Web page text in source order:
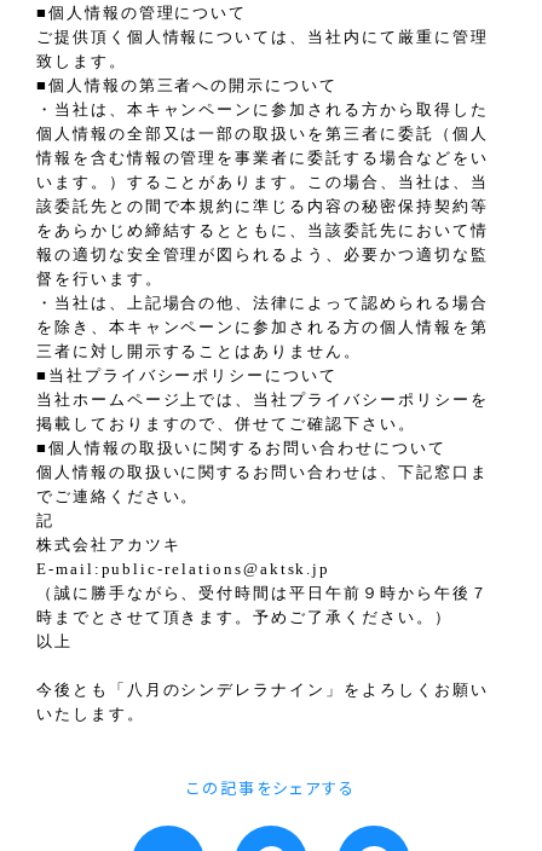
■個人情報の管理について
ご提供頂く個人情報については、当社内にて厳重に管理
致します。
■個人情報の第三者への開示について
・当社は、本キャンペーンに参加される方から取得した
個人情報の全部又は一部の取扱いを第三者に委託（個人
情報を含む情報の管理を事業者に委託する場合などをい
います。）することがあります。この場合、当社は、当
該委託先との間で本規約に準じる内容の秘密保持契約等
をあらかじめ締結するとともに、当該委託先において情
報の適切な安全管理が図られるよう、必要かつ適切な監
督を行います。
・当社は、上記場合の他、法律によって認められる場合
を除き、本キャンペーンに参加される方の個人情報を第
三者に対し開示することはありません。
■当社プライバシーポリシーについて
当社ホームページ上では、当社プライバシーポリシーを
掲載しておりますので、併せてご確認下さい。
■個人情報の取扱いに関するお問い合わせについて
個人情報の取扱いに関するお問い合わせは、下記窓口ま
でご連絡ください。
記
株式会社アカツキ
E-mail:public-relations@aktsk.jp
（誠に勝手ながら、受付時間は平日午前９時から午後７
時までとさせて頂きます。予めご了承ください。）
以上
今後とも「八月のシンデレラナイン」をよろしくお願い
いたします。
この記事をシェアする